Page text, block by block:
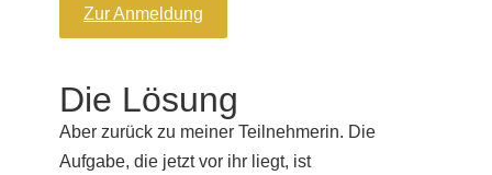
Zur Anmeldung
Die Lösung
Aber zurück zu meiner Teilnehmerin. Die
Aufgabe, die jetzt vor ihr liegt, ist